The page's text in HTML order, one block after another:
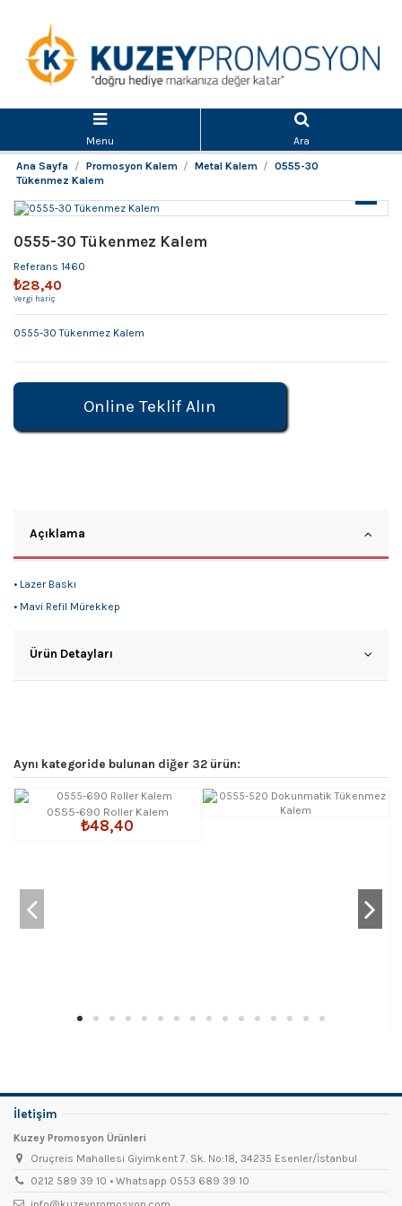
Menu
Ara
Ana Sayfa
Promosyon Kalem Metal Kalem
0555-30
Tükenmez Kalem
0555-30 Tükenmez Kalem
Referans 1460
₺28,40
Vergi hariç
0555-30 Tükenmez Kalem
Online Teklif Alın
Açıklama
• Lazer Baskı
• Mavi Refil Mürekkep
Ürün Detayları
Aynı kategoride bulunan diğer 32 ürün:
0555-690 Roller Kalem
₺48,40
İletişim
Kuzey Promosyon Ürünleri
Oruçreis Mahallesi Giyimkent 7. Sk. No:18, 34235 Esenler/İstanbul
0212 589 39 10 • Whatsapp 0553 689 39 10